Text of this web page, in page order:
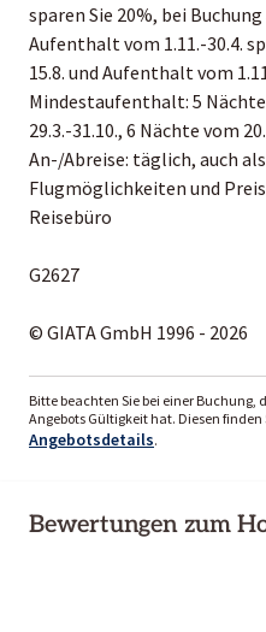
sparen Sie 20%, bei Buchung
Aufenthalt vom 1.11.-30.4.
15.8. und Aufenthalt vom
Mindestaufenthalt: 5 Nächte
29.3.-31.10., 6 Nächte vom
An-/Abreise: täglich, auch
Flugmöglichkeiten und
Reisebüro
G2627
© GIATA GmbH 1996 - 2026
Bitte beachten Sie bei einer Buchung,
Angebots Gültigkeit hat. Diesen finden
Angebotsdetails.
Bewertungen zum